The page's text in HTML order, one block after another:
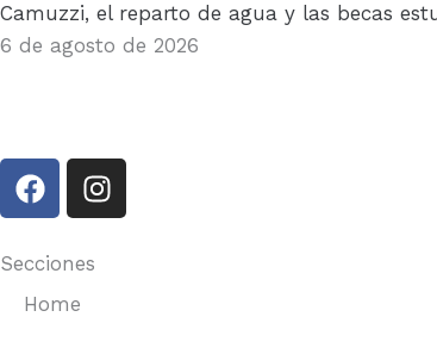
Camuzzi, el reparto de agua y las becas
6 de agosto de 2026
F
a
e
b
o
I
n
Secciones
Home